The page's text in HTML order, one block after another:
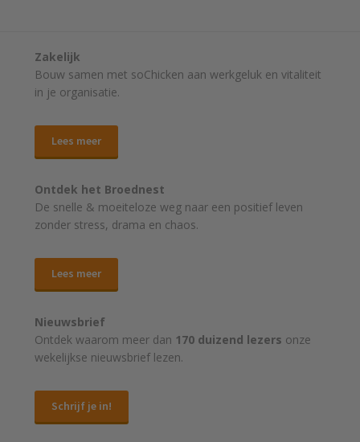
Zakelijk
Bouw samen met soChicken aan werkgeluk en vitaliteit
in je organisatie.
Lees meer
Ontdek het Broednest
De snelle & moeiteloze weg naar een positief leven
zonder stress, drama en chaos.
Lees meer
Nieuwsbrief
Ontdek waarom meer dan 170 duizend lezers onze
wekelijkse nieuwsbrief lezen.
Schrijf je in!